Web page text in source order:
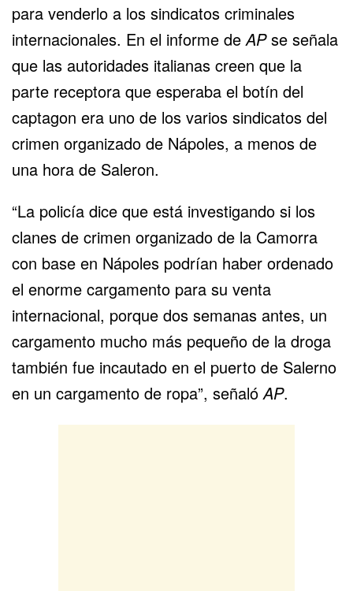
para venderlo a los sindicatos criminales
internacionales. En el informe de APse señala
que las autoridades italianas creen que la
parte receptora que esperaba el botín del
captagon era uno de los varios sindicatos del
crimen organizado de Nápoles, a menos de
una hora de Saleron.
“La policía dice que está investigando si los
clanes de crimen organizado de la Camorra
con base en Nápoles podrían haber ordenado
el enorme cargamento para su venta
internacional, porque dos semanas antes, un
cargamento mucho más pequeño de la droga
también fue incautado en el puerto de Salerno
en un cargamento de ropa”, señaló AP.